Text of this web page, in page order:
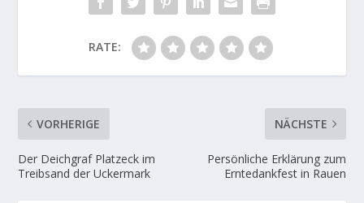
RATE:
VORHERIGE
Der Deichgraf Platzeck im
Treibsand der Uckermark
NÄCHSTE
Persönliche Erklärung zum
Erntedankfest in Rauen